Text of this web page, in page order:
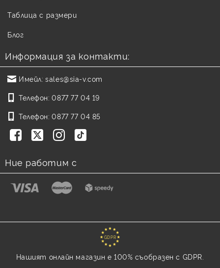
Таблица с размери
Блог
Информация за контакти:
Имейл: sales@sia-v.com
Телефон: 0877 77 04 19
Телефон: 0877 77 04 85
Ние работим с
GDPR
Нашият онлайн магазин е 100% съобразен с GDPR.